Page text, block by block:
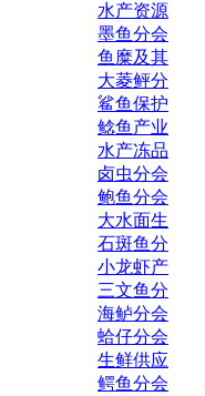
水产资源
墨鱼分会
鱼糜及其
大菱鲆分
鲨鱼保护
鲶鱼产业
水产冻品
卤虫分会
鲍鱼分会
大水面生
石斑鱼分
小龙虾产
三文鱼分
海鲈分会
蛤仔分会
生鲜供应
鳄鱼分会